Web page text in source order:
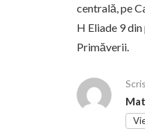
centrală, pe
H Eliade 9
Primăverii.